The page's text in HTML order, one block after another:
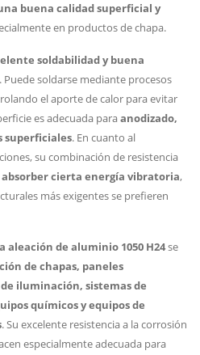
buena calidad superficial y
en productos de chapa.
soldabilidad y buena
. Puede soldarse mediante procesos
el aporte de calor para evitar
es adecuada paraanodizado,
. En cuanto al
su combinación de resistencia
absorber cierta energía vibratoria,
más exigentes se prefieren
aleación de aluminio 1050 H24se
de chapas, paneles
iluminación, sistemas de
químicos y equipos de
. Su excelente resistencia a la corrosión
especialmente adecuada para